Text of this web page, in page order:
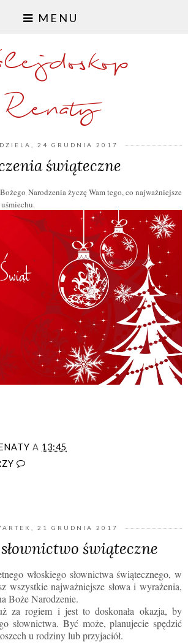
MENU
Renaty
24 GRUDNIA 2017
świąteczne
Narodzenia życzę Wam tego, co najważniejsze
A 13:45
21 GRUDNIA 2017
świąteczne
włoskiego słownictwa świątecznego, w
wszystkie najważniejsze słowa i wyrażenia,
Boże Narodzenie.
za rogiem i jest to doskonała okazja, by
słownictwa. Być może, planujecie spędzić
u rodziny lub przyjaciół.